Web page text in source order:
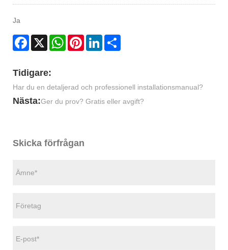
Ja
Facebook
X WhatsAppPinterestLinkedIn
Tidigare:
Har du en detaljerad och professionell installationsmanual?
Nästa:Ger du prov? Gratis eller avgift?
Skicka förfrågan